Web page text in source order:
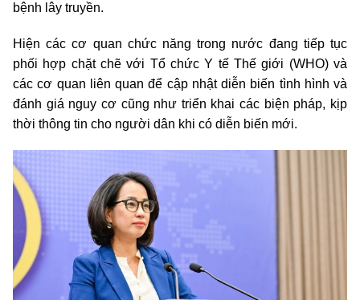
bệnh lây truyền.
Hiện các cơ quan chức năng trong nước đang tiếp tục
phối hợp chặt chẽ với Tổ chức Y tế Thế giới (WHO) và
các cơ quan liên quan để cập nhật diễn biến tình hình và
đánh giá nguy cơ cũng như triển khai các biện pháp, kịp
thời thông tin cho người dân khi có diễn biến mới.